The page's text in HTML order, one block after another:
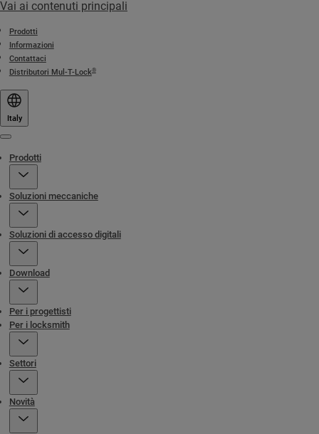
Vai ai contenuti principali
Prodotti
Informazioni
Contattaci
Distributori Mul-T-Lock®
Italy
Prodotti
Soluzioni meccaniche
Soluzioni di accesso digitali
Download
Per i progettisti
Per i locksmith
Settori
Novità